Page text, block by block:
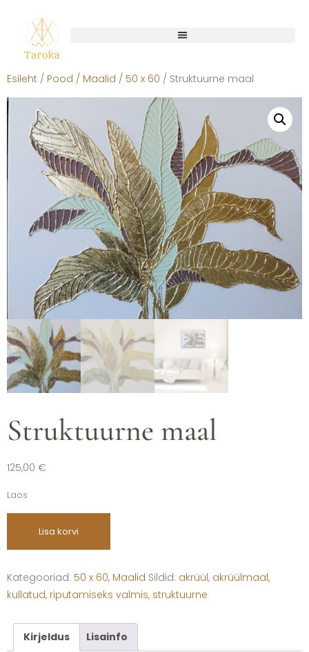
Esileht / Pood / Maalid / 50 x 60 / Struktuurne maal
Struktuurne maal
125,00 €
Laos
Lisa korvi
Kategooriad: 50 x 60, Maalid Sildid: akrüül, akrüülmaal,
kullatud, riputamiseks valmis, struktuurne
Kirjeldus Lisainfo